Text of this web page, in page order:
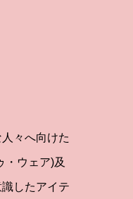
々へ向けた
・ウェア)及
したアイテ